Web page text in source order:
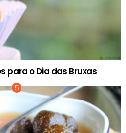
para o Dia das Bruxas